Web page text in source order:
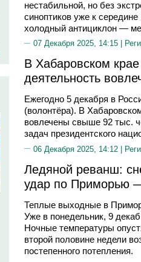
нестабильной, но без
синоптиков уже к
холодный антициклон —
07 Декабря 2025, 14:15 |
В Хабаровском
деятельность
Ежегодно 5 декабря в
(волонтёра). В
вовлечены свыше 92 тыс.
задач президентского
06 Декабря 2025, 14:12 |
Ледяной реванш:
удар по Приморью
Теплые выходные в
Уже в понедельник, 9
Ночные температуры
второй половине недели
постепенного потепления.